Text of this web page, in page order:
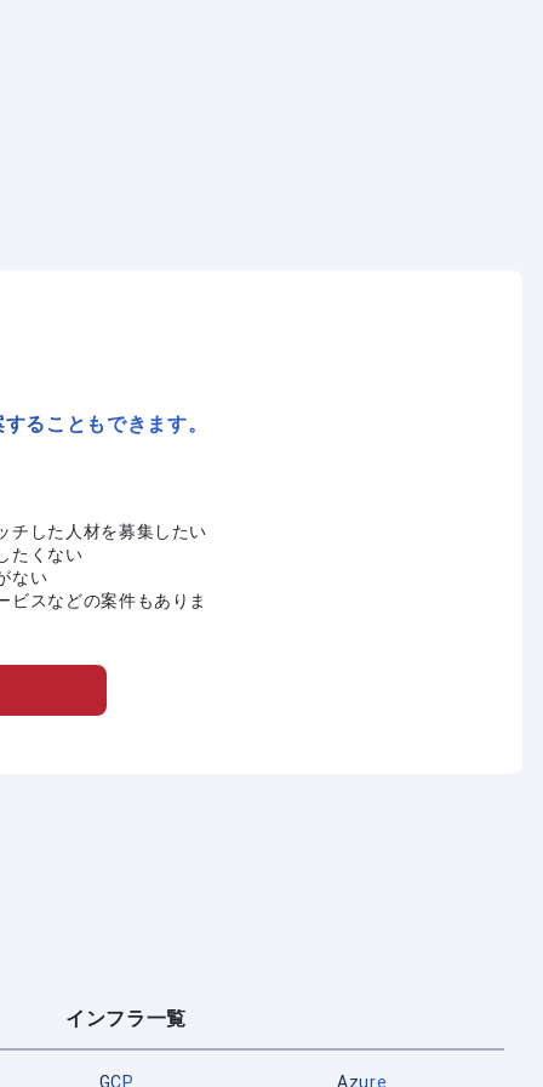
ることもできます。
チした人材を募集したい
たくない
ない
ビスなどの案件もありま
インフラ一覧
GCP Azure